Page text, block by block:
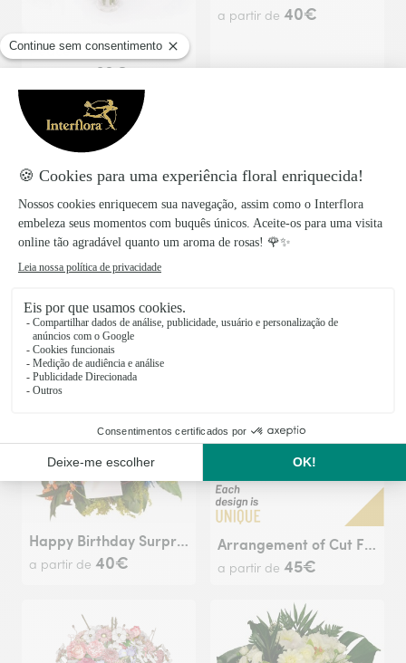
Peace
60€
a partir de 40€
a partir de40€ a partir de76€
Happy Birthday Surprise Bouquet
a partir de 40€
Arrangement of Cut Flowers
a partir de 45€